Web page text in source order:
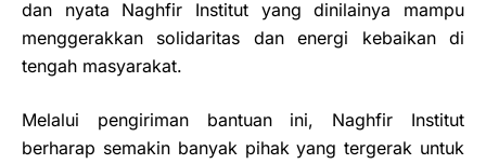
dan nyata Naghfir Institut yang dinilainya mampu
menggerakkan solidaritas dan energi kebaikan di
tengah masyarakat.
Melalui pengiriman bantuan ini, Naghfir Institut
berharap semakin banyak pihak yang tergerak untuk